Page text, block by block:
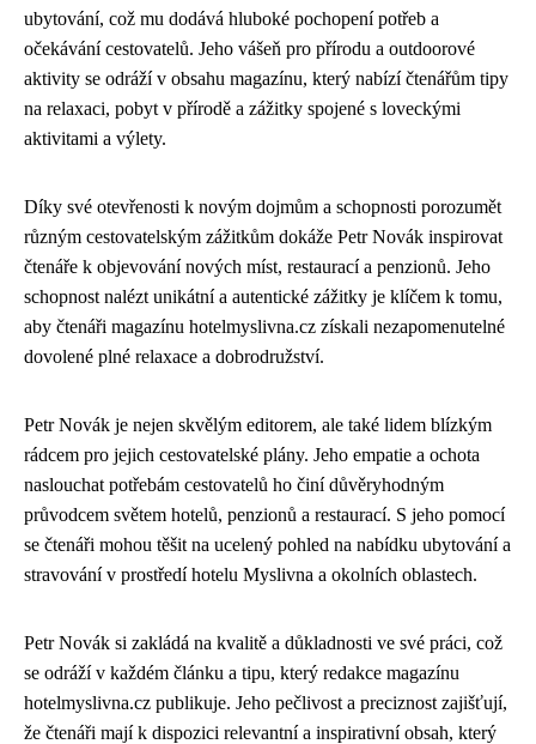
ubytování, což mu dodává hluboké pochopení potřeb a
očekávání cestovatelů. Jeho vášeň pro přírodu a outdoorové
aktivity se odráží v obsahu magazínu, který nabízí čtenářům tipy
na relaxaci, pobyt v přírodě a zážitky spojené s loveckými
aktivitami a výlety.
Díky své otevřenosti k novým dojmům a schopnosti porozumět
různým cestovatelským zážitkům dokáže Petr Novák inspirovat
čtenáře k objevování nových míst, restaurací a penzionů. Jeho
schopnost nalézt unikátní a autentické zážitky je klíčem k tomu,
aby čtenáři magazínu hotelmyslivna.cz získali nezapomenutelné
dovolené plné relaxace a dobrodružství.
Petr Novák je nejen skvělým editorem, ale také lidem blízkým
rádcem pro jejich cestovatelské plány. Jeho empatie a ochota
naslouchat potřebám cestovatelů ho činí důvěryhodným
průvodcem světem hotelů, penzionů a restaurací. S jeho pomocí
se čtenáři mohou těšit na ucelený pohled na nabídku ubytování a
stravování v prostředí hotelu Myslivna a okolních oblastech.
Petr Novák si zakládá na kvalitě a důkladnosti ve své práci, což
se odráží v každém článku a tipu, který redakce magazínu
hotelmyslivna.cz publikuje. Jeho pečlivost a preciznost zajišťují,
že čtenáři mají k dispozici relevantní a inspirativní obsah, který